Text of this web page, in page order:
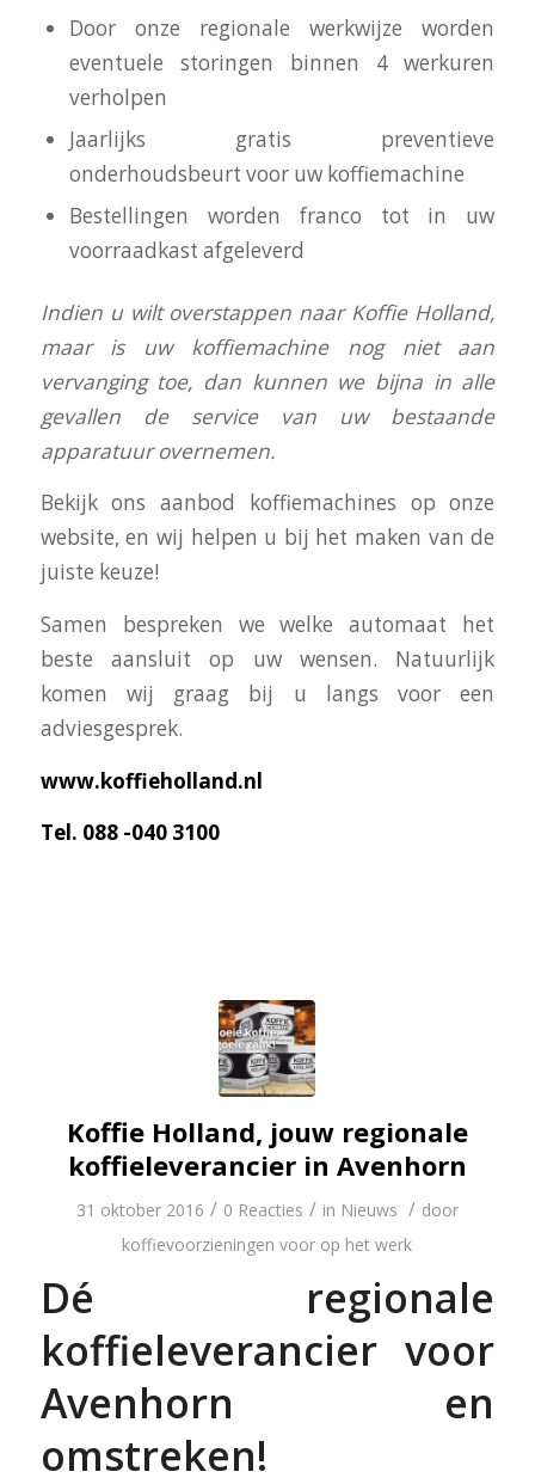
Door onze regionale werkwijze worden
eventuele storingen binnen 4 werkuren
verholpen
Jaarlijks gratis preventieve
onderhoudsbeurt voor uw koffiemachine
Bestellingen worden franco tot in uw
voorraadkast afgeleverd
Indien u wilt overstappen naar Koffie Holland,
maar is uw koffiemachine nog niet aan
vervanging toe, dan kunnen we bijna in alle
gevallen de service van uw bestaande
apparatuur overnemen.
Bekijk ons aanbod koffiemachines op onze
website, en wij helpen u bij het maken van de
juiste keuze!
Samen bespreken we welke automaat het
beste aansluit op uw wensen. Natuurlijk
komen wij graag bij u langs voor een
adviesgesprek.
www.koffieholland.nl
Tel. 088 -040 3100
Koffie Holland, jouw regionale
koffieleverancier in Avenhorn
31 oktober 2016 / 0 Reacties / in Nieuws / door
koffievoorzieningen voor op het werk
Dé regionale
koffieleverancier voor
Avenhorn en
omstreken!